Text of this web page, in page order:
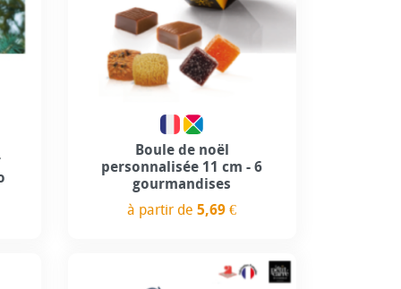
Boule de noël
personnalisée 11 cm - 6
gourmandises
à partir de5,69 €